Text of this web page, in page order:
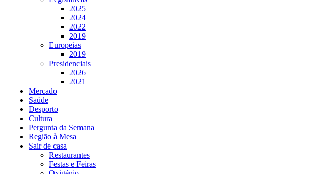
2025
2024
2022
2019
Europeias
2019
Presidenciais
2026
2021
Mercado
Saúde
Desporto
Cultura
Pergunta da Semana
Região à Mesa
Sair de casa
Restaurantes
Festas e Feiras